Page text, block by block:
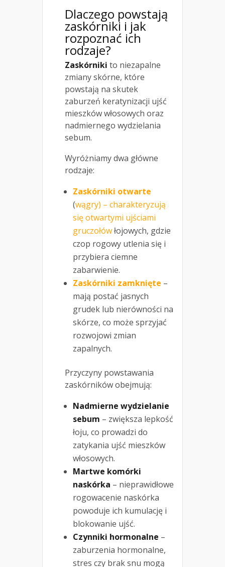
Dlaczego powstają
zaskórniki i jak
rozpoznać ich
rodzaje?
Zaskórniki to niezapalne
zmiany skórne, które
powstają na skutek
zaburzeń keratynizacji ujść
mieszków włosowych oraz
nadmiernego wydzielania
sebum.
Wyróżniamy dwa główne
rodzaje:
Zaskórniki otwarte
(wągry) – charakteryzują
się otwartymi ujściami
gruczołówłojowych, gdzie
czop rogowy utlenia się i
przybiera ciemne
zabarwienie.
Zaskórniki zamknięte –
mają postać jasnych
grudek lub nierówności na
skórze, co może sprzyjać
rozwojowi zmian
zapalnych.
Przyczyny powstawania
zaskórników obejmują:
Nadmierne wydzielanie
sebum – zwiększa lepkość
łoju, co prowadzi do
zatykania ujść mieszków
włosowych.
Martwe komórki
naskórka – nieprawidłowe
rogowacenie naskórka
powoduje ich kumulację i
blokowanie ujść.
Czynniki hormonalne –
zaburzenia hormonalne,
stres czy brak snu mogą